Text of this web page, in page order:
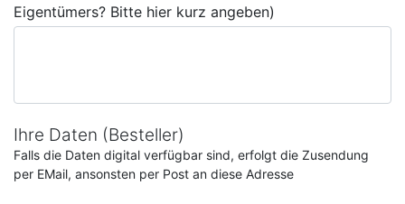
Eigentümers? Bitte hier kurz angeben)
Ihre Daten (Besteller)
Falls die Daten digital verfügbar sind, erfolgt die Zusendung
per EMail, ansonsten per Post an diese Adresse